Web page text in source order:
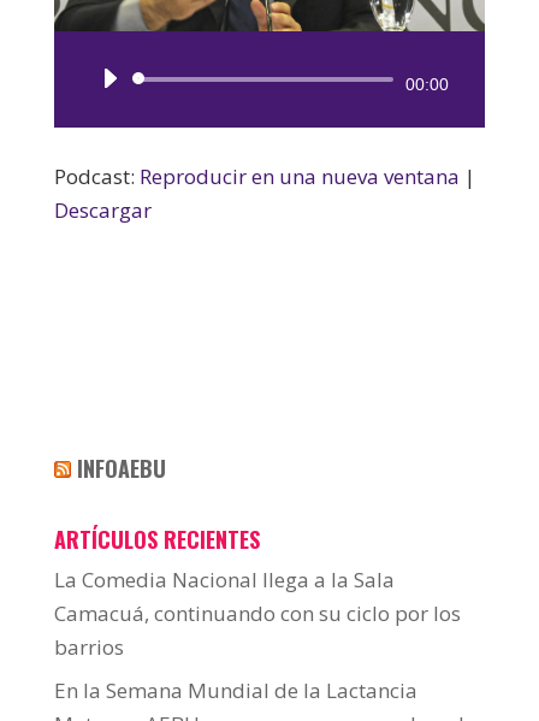
Reproductor
00:00
Podcast: Reproducir en una nueva ventana |
Descargar
INFOAEBU
ARTÍCULOS RECIENTES
La Comedia Nacional llega a la Sala
Camacuá, continuando con su ciclo por los
barrios
En la Semana Mundial de la Lactancia